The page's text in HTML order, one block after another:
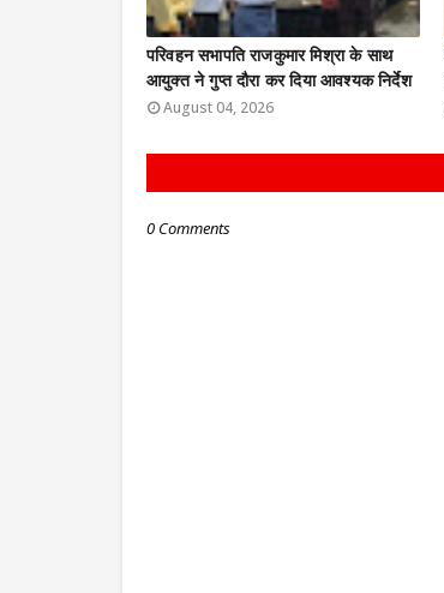
परिवहन सभापति राजकुमार मिश्रा के साथ
आयुक्त ने गुप्त दौरा कर दिया आवश्यक निर्देश
August 04, 2026
0 Comments